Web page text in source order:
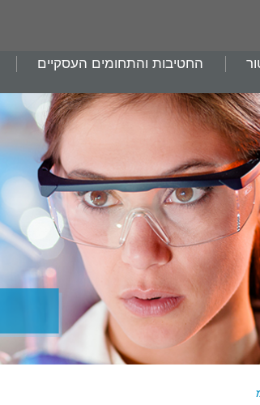
החטיבות והתחומים העסקיים